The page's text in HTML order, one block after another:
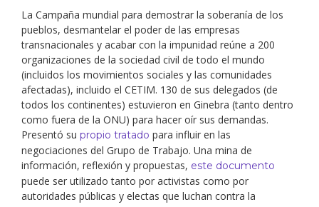
La Campaña mundial para demostrar la soberanía de los
pueblos, desmantelar el poder de las empresas
transnacionales y acabar con la impunidad reúne a 200
organizaciones de la sociedad civil de todo el mundo
(incluidos los movimientos sociales y las comunidades
afectadas), incluido el CETIM. 130 de sus delegados (de
todos los continentes) estuvieron en Ginebra (tanto dentro
como fuera de la ONU) para hacer oír sus demandas.
Presentó su propio tratado para influir en las
negociaciones del Grupo de Trabajo. Una mina de
información, reflexión y propuestas, este documento
puede ser utilizado tanto por activistas como por
autoridades públicas y electas que luchan contra la